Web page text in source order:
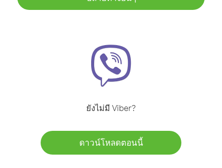
ยังไม่มี Viber?
ดาวน์โหลดตอนนี้